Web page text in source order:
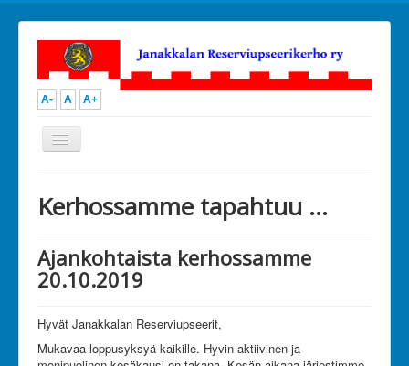
A- A A+
Vaihda
navigointi
Toiminta
Kilpailutoiminta
Kerhoillat ja perheretket
Muu toiminta
Kalenteri
Hallitus
Ota yhteyttä
Kerhossamme tapahtuu ...
Ajankohtaista kerhossamme
20.10.2019
Hyvät Janakkalan Reserviupseerit,
Mukavaa loppusyksyä kaikille. Hyvin aktiivinen ja